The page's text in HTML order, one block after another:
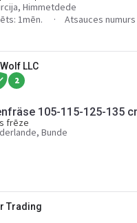
Himmetdede
1mēn.
Atsauces numurs
LLC
2
105-115-125-135
frēze
Bunde
Trading